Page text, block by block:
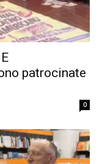
patrocinate
0